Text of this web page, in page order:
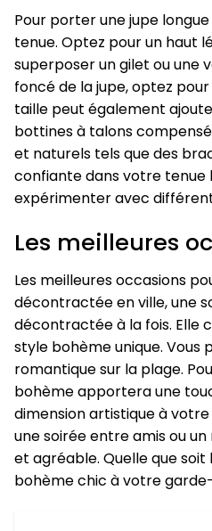
Pour porter une jupe
tenue. Optez pour un haut
superposer un gilet ou une
foncé de la jupe, optez
taille peut également
bottines à talons
et naturels tels que des
confiante dans votre tenue
expérimenter avec
Les meilleures
Les meilleures occasions
décontractée en ville, une
décontractée à la fois. Elle
style bohème unique. Vous
romantique sur la plage.
bohème apportera une
dimension artistique à
une soirée entre amis ou
et agréable. Quelle que
bohème chic à votre